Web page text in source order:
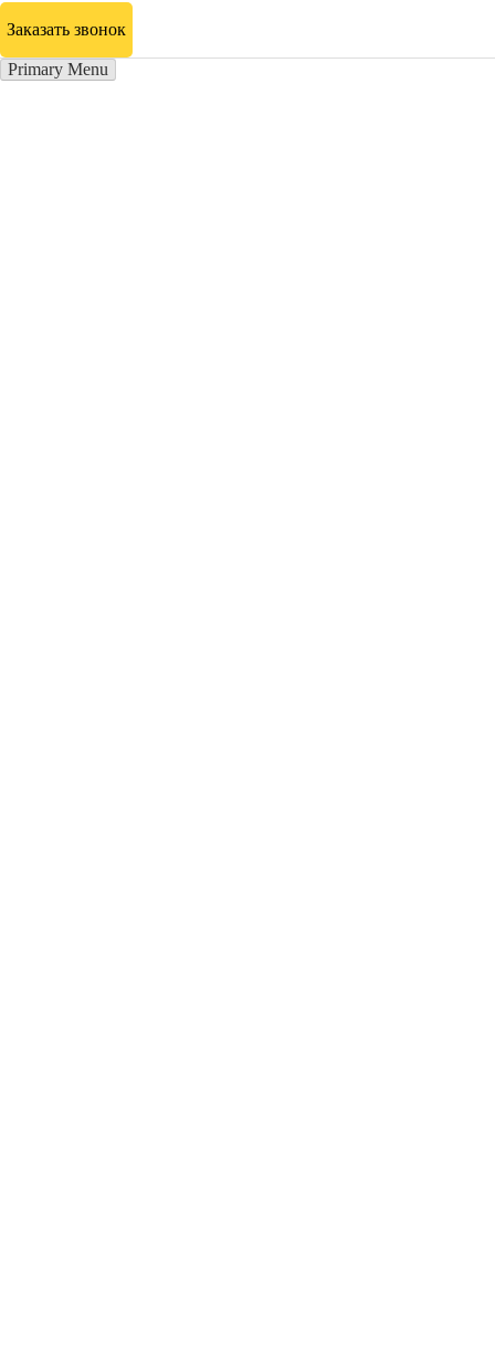
Заказать звонок
Primary Menu